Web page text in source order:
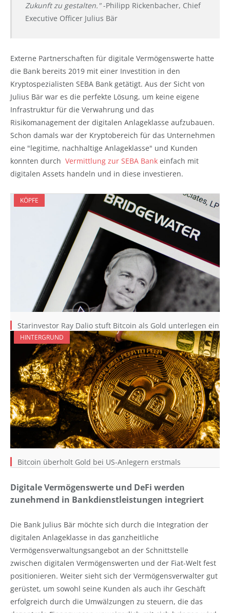
Zukunft zu gestalten."-Philipp Rickenbacher, Chief
Executive Officer Julius Bär
Externe Partnerschaften für digitale Vermögenswerte hatte
die Bank bereits 2019 mit einer Investition in den
Kryptospezialisten SEBA Bank getätigt. Aus der Sicht von
Julius Bär war es die perfekte Lösung, um keine eigene
Infrastruktur für die Verwahrung und das
Risikomanagement der digitalen Anlageklasse aufzubauen.
Schon damals war der Kryptobereich für das Unternehmen
eine "legitime, nachhaltige Anlageklasse" und Kunden
konnten durch Vermittlung zur SEBA Bank einfach mit
digitalen Assets handeln und in diese investieren.
KÖPFE
Starinvestor Ray Dalio stuft Bitcoin als Gold unterlegen ein
HINTERGRUND
Bitcoin überholt Gold bei US-Anlegern erstmals
Digitale Vermögenswerte und DeFi werden
zunehmend in Bankdienstleistungen integriert
Die Bank Julius Bär möchte sich durch die Integration der
digitalen Anlageklasse in das ganzheitliche
Vermögensverwaltungsangebot an der Schnittstelle
zwischen digitalen Vermögenswerten und der Fiat-Welt fest
positionieren. Weiter sieht sich der Vermögensverwalter gut
gerüstet, um sowohl seine Kunden als auch ihr Geschäft
erfolgreich durch die Umwälzungen zu steuern, die das